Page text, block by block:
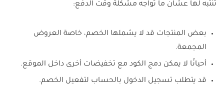
تنتبه لها عشان ما تواجه مشكلة وقت الدفع:
بعض المنتجات قد لا يشملها الخصم، خاصة العروض
المجمعة.
أحيانًا لا يمكن دمج الكود مع تخفيضات أخرى داخل الموقع.
قد يتطلب تسجيل الدخول بالحساب لتفعيل الخصم.